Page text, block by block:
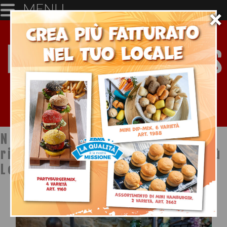
×
MENU
Notizie dal mondo della
ristorazione a cura di Ristopiù
Lombardia SpA